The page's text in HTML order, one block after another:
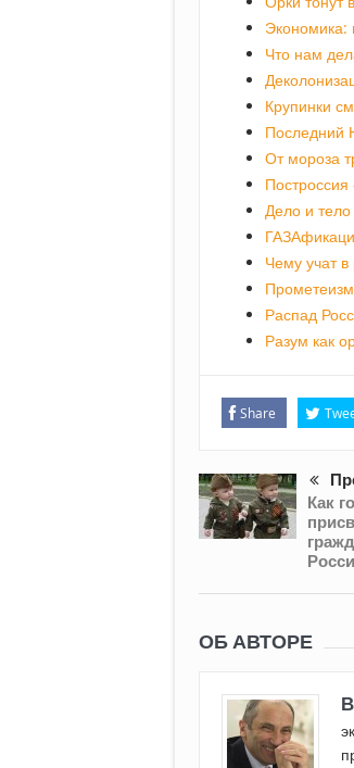
Экономика:
Что нам
Крупинки
Последний
От мороза
Дело и тело
Чему учат
Распад
Разум как
Share
Как
ОБ АВТОРЕ